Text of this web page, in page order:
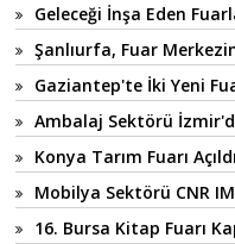
Geleceği İnşa Eden
Şanlıurfa, Fuar
Gaziantep'te İki Yeni
Ambalaj Sektörü
Konya Tarım Fuarı Açıldı
Mobilya Sektörü CNR
16. Bursa Kitap Fuarı